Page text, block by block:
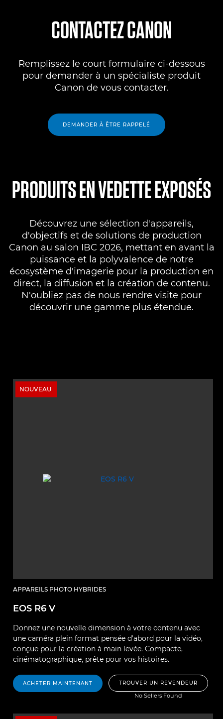
CONTACTEZ CANON
Remplissez le court formulaire ci-dessous
pour demander à un spécialiste produit
Canon de vous contacter.
DEMANDER À ÊTRE RAPPELÉ
PRODUITS EN VEDETTE EXPOSÉS
Découvrez une sélection d'appareils,
d'objectifs et de solutions de production
Canon au salon IBC 2026, mettant en avant la
puissance et la polyvalence de notre
écosystème d'imagerie pour la production en
direct, la diffusion et la création de contenu.
N'oubliez pas de nous rendre visite pour
découvrir une gamme plus étendue.
NOUVEAU
APPAREILS PHOTO HYBRIDES
EOS R6 V
Donnez une nouvelle dimension à votre contenu avec
une caméra plein format pensée d'abord pour la vidéo,
conçue pour la création à main levée. Compacte,
cinématographique, prête pour vos histoires.
ACHETER MAINTENANT TROUVER UN REVENDEUR
No Sellers Found